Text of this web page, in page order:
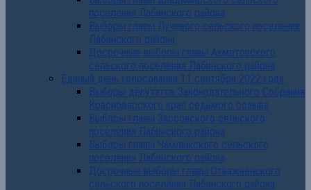
поселения Лабинского района
Выборы главы Лучевого сельского поселения
Лабинского района
Досрочные выборы главы Ахметовского
сельского поселения Лабинского района
Единый день голосования 11 сентября 2022 года
Выборы депутатов Законодательного Собрания
Краснодарского края седьмого созыва
Выборы главы Зассовского сельского
поселения Лабинского района
Выборы главы Чамлыкского сельского
поселения Лабинского района
Досрочные выборы главы Отважненского
сельского поселения Лабинского района